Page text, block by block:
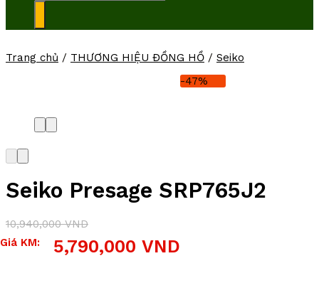
Trang chủ / THƯƠNG HIỆU ĐỒNG HỒ / Seiko
-47%
Seiko Presage SRP765J2
10,940,000VND
Giá
5,790,000 VND
Giá
Giá KM: